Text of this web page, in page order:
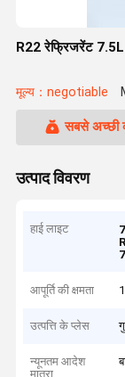
R22 रेफ्रिजरेंट 7.5L
मूल्य：negotiable
सबसे अच्छी
उत्पाद विवरण
हाई लाइट
आपूर्ति की क्षमता
उत्पत्ति के प्लेस
न्यूनतम आदेश
मात्रा